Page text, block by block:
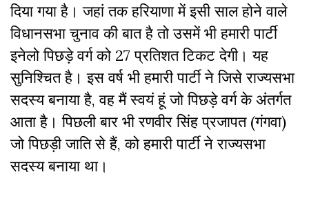
दिया गया है। जहां तक हरियाणा में इसी साल होने वाले
विधानसभा चुनाव की बात है तो उसमें भी हमारी पार्टी
इनेलो पिछड़े वर्ग को 27 प्रतिशत टिकट देगी। यह
सुनिश्चित है। इस वर्ष भी हमारी पार्टी ने जिसे राज्यसभा
सदस्य बनाया है, वह मैं स्वयं हूं जो पिछड़े वर्ग के अंतर्गत
आता है। पिछली बार भी रणवीर सिंह प्रजापत (गंगवा)
जो पिछड़ी जाति से हैं, को हमारी पार्टी ने राज्यसभा
सदस्य बनाया था।